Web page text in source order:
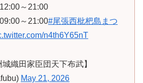
～21:00
～21:00#尾張西枇杷島まつ
n4th6Y65nT
織田家臣団天下布武】
May 21, 2026